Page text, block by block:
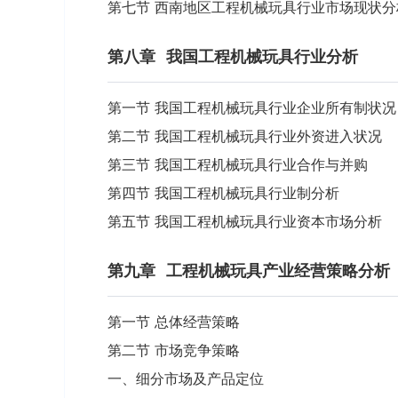
第七节 西南地区工程机械玩具行业市场现状
第八章 我国工程机械玩具行业分析
第一节 我国工程机械玩具行业企业所有制状况
第二节 我国工程机械玩具行业外资进入状况
第三节 我国工程机械玩具行业合作与并购
第四节 我国工程机械玩具行业制分析
第五节 我国工程机械玩具行业资本市场分析
第九章 工程机械玩具产业经营策略分析
第一节 总体经营策略
第二节 市场竞争策略
一、细分市场及产品定位